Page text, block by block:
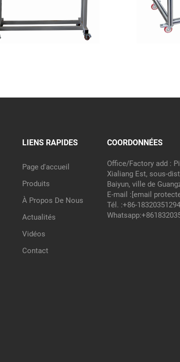
LIENS RAPIDES
Page d'accueil
Produits
À Propos De Nous
Actualités
Vidéos
Contact
COORDONNÉES
Office/Factory add :
Xialiang Est, sous-
Baiyun, ville de
E-mail :[email
Tél. :+86-18320351294
Whatsapp: